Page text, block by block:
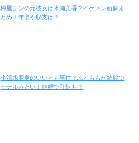
梅屋シンの元彼女は水瀬美香？イケメン画像ま
とめ！年収や収支は？
小清水亜美のいいとも事件？ふとももが綺麗で
モデルみたい！結婚で引退も？